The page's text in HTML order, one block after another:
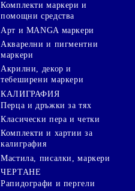
Комплекти маркери и
помощни средства
Арт и MANGA маркери
Акварелни и пигментни
маркери
Акрилни, декор и
тебеширени маркери
КАЛИГРАФИЯ
Перца и дръжки за тях
Класически пера и четки
Комплекти и хартии за
калиграфия
Мастила, писалки, маркери
ЧЕРТАНЕ
Рапидографи и пергели